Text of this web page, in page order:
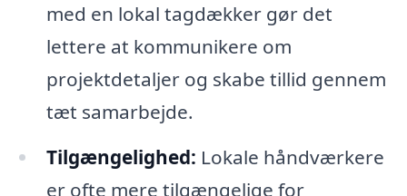
med en lokal tagdækker gør det
lettere at kommunikere om
projektdetaljer og skabe tillid gennem
tæt samarbejde.
Tilgængelighed: Lokale håndværkere
er ofte mere tilgængelige for